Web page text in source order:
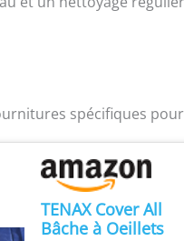
spécifiques
TENAX Cover All
Bâche à Oeillets